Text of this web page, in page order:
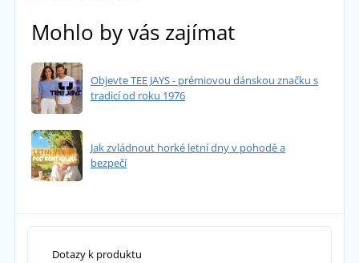
Mohlo by vás zajímat
Objevte TEE JAYS - prémiovou dánskou značku s
tradicí od roku 1976
Jak zvládnout horké letní dny v pohodě a
bezpečí
Dotazy k produktu